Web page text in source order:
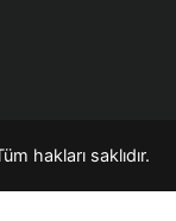
hakları saklıdır.